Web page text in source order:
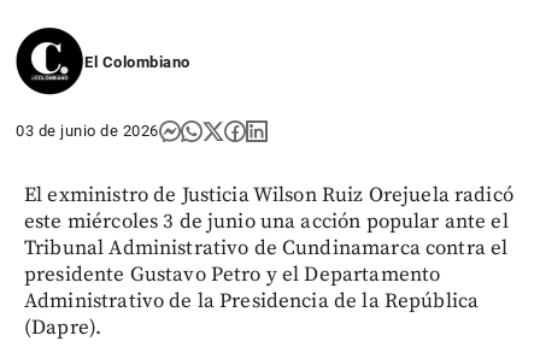
El Colombiano
03 de junio de 2026
El exministro de Justicia Wilson Ruiz Orejuela radicó
este miércoles 3 de junio una acción popular ante el
Tribunal Administrativo de Cundinamarca contra el
presidente Gustavo Petro y el Departamento
Administrativo de la Presidencia de la República
(Dapre).